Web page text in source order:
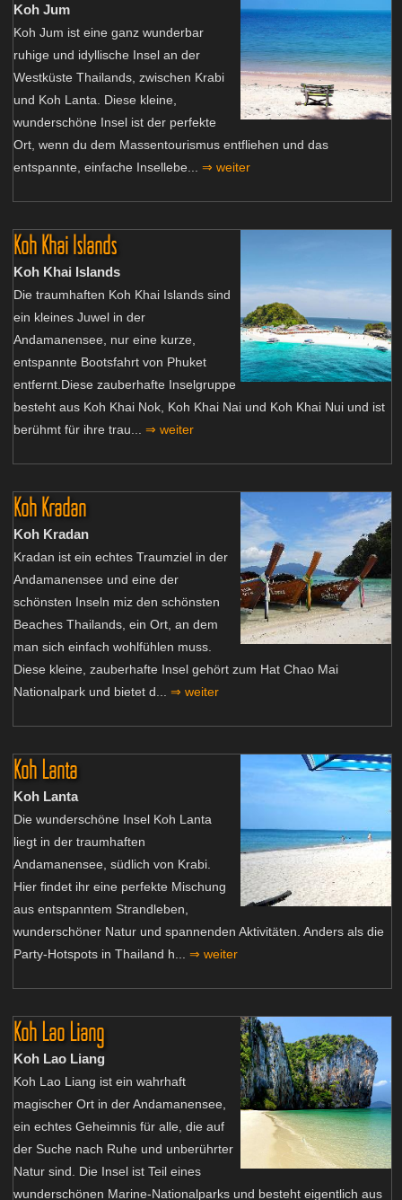
Koh Jum
Koh Jum ist eine ganz wunderbar
ruhige und idyllische Insel an der
Westküste Thailands, zwischen Krabi
und Koh Lanta. Diese kleine,
wunderschöne Insel ist der perfekte
Ort, wenn du dem Massentourismus entfliehen und das
entspannte, einfache Insellebe... ⇒ weiter
Koh Khai Islands
Koh Khai Islands
Die traumhaften Koh Khai Islands sind
ein kleines Juwel in der
Andamanensee, nur eine kurze,
entspannte Bootsfahrt von Phuket
entfernt.Diese zauberhafte Inselgruppe
besteht aus Koh Khai Nok, Koh Khai Nai und Koh Khai Nui und ist
berühmt für ihre trau... ⇒ weiter
Koh Kradan
Koh Kradan
Kradan ist ein echtes Traumziel in der
Andamanensee und eine der
schönsten Inseln miz den schönsten
Beaches Thailands, ein Ort, an dem
man sich einfach wohlfühlen muss.
Diese kleine, zauberhafte Insel gehört zum Hat Chao Mai
Nationalpark und bietet d... ⇒ weiter
Koh Lanta
Koh Lanta
Die wunderschöne Insel Koh Lanta
liegt in der traumhaften
Andamanensee, südlich von Krabi.
Hier findet ihr eine perfekte Mischung
aus entspanntem Strandleben,
wunderschöner Natur und spannenden Aktivitäten. Anders als die
Party-Hotspots in Thailand h... ⇒ weiter
Koh Lao Liang
Koh Lao Liang
Koh Lao Liang ist ein wahrhaft
magischer Ort in der Andamanensee,
ein echtes Geheimnis für alle, die auf
der Suche nach Ruhe und unberührter
Natur sind. Die Insel ist Teil eines
wunderschönen Marine-Nationalparks und besteht eigentlich aus